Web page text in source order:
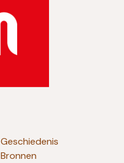
Geschiedenis
Bronnen